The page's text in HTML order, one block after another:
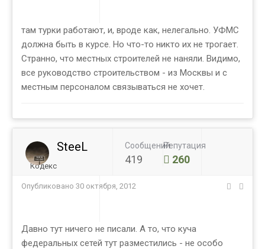
там турки работают, и, вроде как, нелегально. УФМС
должна быть в курсе. Но что-то никто их не трогает.
Странно, что местных строителей не наняли. Видимо,
все руководство строительством - из Москвы и с
местным персоналом связываться не хочет.
SteeL
Кодекс
Сообщений
419
Репутация
260
Опубликовано 30 октября, 2012
Давно тут ничего не писали. А то, что куча
федеральных сетей тут разместились - не особо